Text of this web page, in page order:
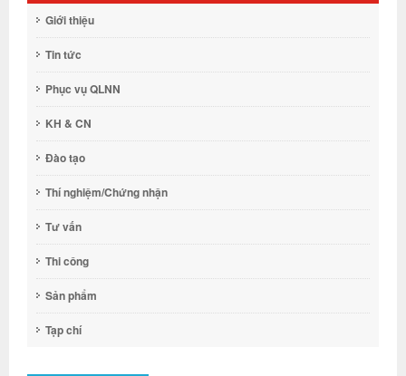
Giới thiệu
Tin tức
Phục vụ QLNN
KH & CN
Đào tạo
Thí nghiệm/Chứng nhận
Tư vấn
Thi công
Sản phẩm
Tạp chí